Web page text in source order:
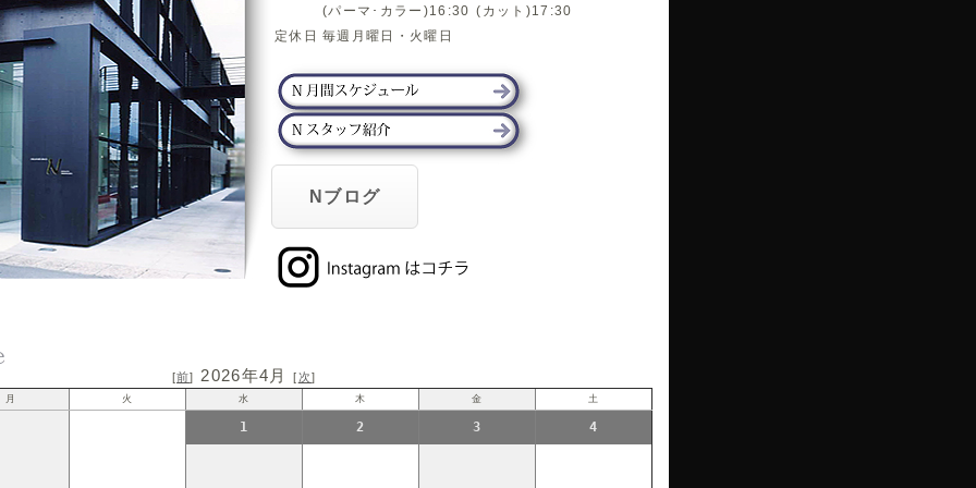
(パーマ･カラー)16:30 (カット)17:30
定休日 毎週月曜日・火曜日
Nブログ
[前] 2026年4月 [次]
月 火 水 木 金 土
1 2 3 4